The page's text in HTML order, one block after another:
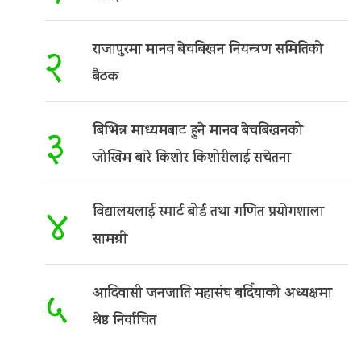
२ राजापुरमा मानव बेचबिखन नियन्त्रण समितिको
बैठक
३ बिभिन्न माध्यमबाट हुने मानव बेचबिखनको
जोखिम बारे किशोर किशोरीलाई सचेतना
४ विद्यालयलाई स्मार्ट बोर्ड तथा गणित प्रयोगशाला
सामग्री
५ आदिवासी जनजाति महासंघ बर्दियाको अध्यक्षमा
श्रेष्ठ निर्वाचित